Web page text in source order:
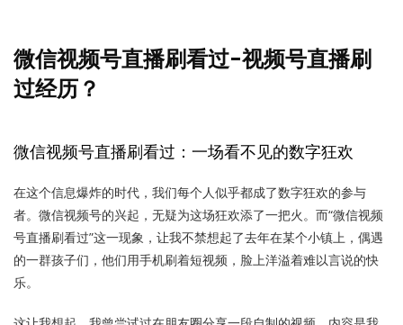
微信视频号直播刷看过-视频号直播刷
过经历？
微信视频号直播刷看过：一场看不见的数字狂欢
在这个信息爆炸的时代，我们每个人似乎都成了数字狂欢的参与
者。微信视频号的兴起，无疑为这场狂欢添了一把火。而“微信视频
号直播刷看过”这一现象，让我不禁想起了去年在某个小镇上，偶遇
的一群孩子们，他们用手机刷着短视频，脸上洋溢着难以言说的快
乐。